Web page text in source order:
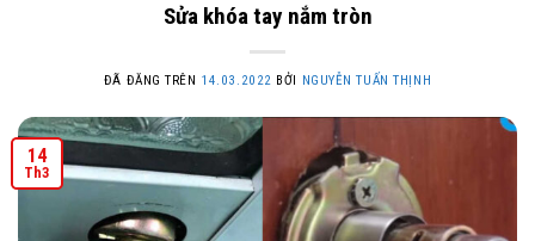
Sửa khóa tay nắm tròn
ĐÃ ĐĂNG TRÊN 14.03.2022 BỞI NGUYỄN TUẤN THỊNH
14
Th3